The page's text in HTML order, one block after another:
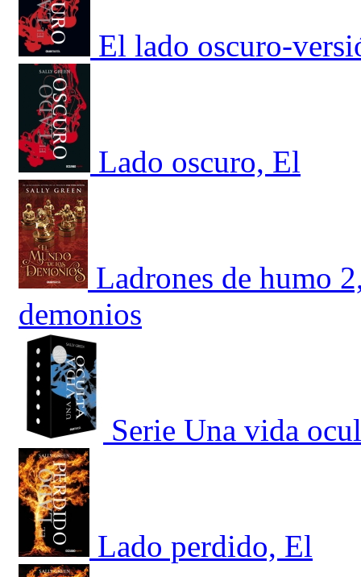
El lado oscuro-
Lado oscuro, El
Ladrones de humo
demonios
Serie Una vida
Lado perdido, El